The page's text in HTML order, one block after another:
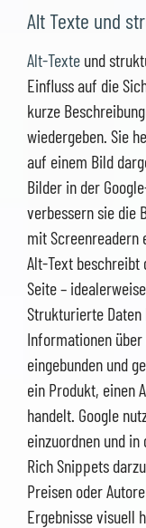
Alt Texte und
Alt-Texteund
Einfluss auf die
kurze
wiedergeben. Sie
auf einem Bild
Bilder in der
verbessern sie die
mit Screenreadern
Alt-Text beschreibt
Seite –
Strukturierte
Informationen
eingebunden und
ein Produkt, einen
handelt. Google
einzuordnen und in
Rich Snippets
Preisen oder
Ergebnisse visuell